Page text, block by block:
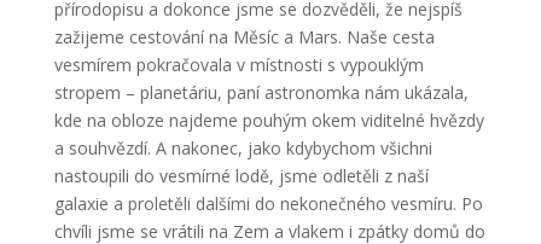
přírodopisu a dokonce jsme se dozvěděli, že nejspíš
zažijeme cestování na Měsíc a Mars. Naše cesta
vesmírem pokračovala v místnosti s vypouklým
stropem – planetáriu, paní astronomka nám ukázala,
kde na obloze najdeme pouhým okem viditelné hvězdy
a souhvězdí. A nakonec, jako kdybychom všichni
nastoupili do vesmírné lodě, jsme odletěli z naší
galaxie a proletěli dalšími do nekonečného vesmíru. Po
chvíli jsme se vrátili na Zem a vlakem i zpátky domů do